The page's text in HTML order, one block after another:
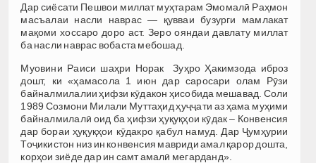
Дар сиёсати Пешвои миллат муҳтарам Эмомалӣ Раҳмон
масъалаи насли наврас — қувваи бузурги мамлакат
мақоми хоссаро доро аст. Зеро ояндаи давлату миллат
ба насли наврас вобаста мебошад.
Муовини Раиси шаҳри Норак Зуҳро Ҳакимзода иброз
дошт, ки «ҳамасола 1 июн дар саросари олам Рӯзи
байналмилалии ҳифзи кӯдакон ҳисобида мешавад. Соли
1989 Созмони Милали Муттаҳид ҳуҷҷати аз ҳама муҳими
байналмилалӣ оид ба ҳифзи ҳуқуқҳои кӯдак – Конвенсия
дар бораи ҳуқуқҳои кӯдакро қабул намуд. Дар Ҷумҳурии
Тоҷикистон низ ин конвенсия мавриди амал қарор дошта,
корҳои зиёде дар ин самт амалӣ мегарданд».